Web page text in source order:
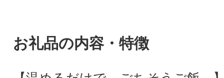
お礼品の内容・特徴